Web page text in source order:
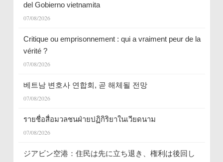
del Gobierno vietnamita
07/08/2026
Critique ou emprisonnement : qui a vraiment peur de la
vérité ?
07/08/2026
베트남 변호사 연합회, 곧 해체될 전망
07/08/2026
รายชื่อสื่อมวลชนฝ่ายปฏิกิริยาในเวียดนาม
07/08/2026
ジアビン空港：住民は先に立ち退き、権利は後回し